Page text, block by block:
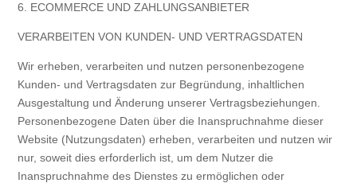
6. ECOMMERCE UND ZAHLUNGS­ANBIETER
VERARBEITEN VON KUNDEN- UND VERTRAGSDATEN
Wir erheben, verarbeiten und nutzen personenbezogene
Kunden- und Vertragsdaten zur Begründung, inhaltlichen
Ausgestaltung und Änderung unserer Vertragsbeziehungen.
Personenbezogene Daten über die Inanspruchnahme dieser
Website (Nutzungsdaten) erheben, verarbeiten und nutzen wir
nur, soweit dies erforderlich ist, um dem Nutzer die
Inanspruchnahme des Dienstes zu ermöglichen oder